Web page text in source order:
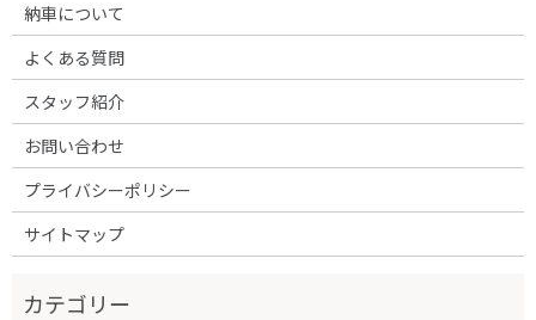
納車について
よくある質問
スタッフ紹介
お問い合わせ
プライバシーポリシー
サイトマップ